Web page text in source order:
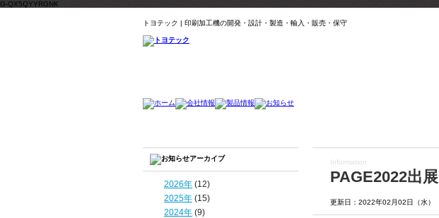
G-QX5QYYRGNK
トヨテック | 印刷加工機の開発・設計・製造・輸入・販売・保守
Information
PAGE2022出展
更新日：2022年02月02日（水）
2026年 (12)
2025年 (15)
2024年 (9)